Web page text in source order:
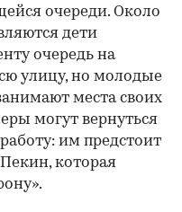
очереди. Около
дети
очередь на
улицу, но молодые
места своих
могут вернуться
им предстоит
которая